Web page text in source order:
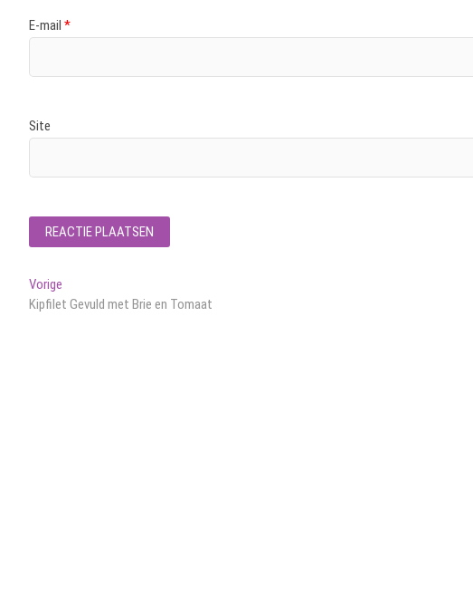
E-mail *
Site
Bericht
navigatie
Vorige
bericht:
Kipfilet Gevuld met Brie en Tomaat